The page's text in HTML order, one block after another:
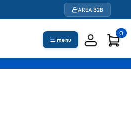
AREA B2B
menu
0